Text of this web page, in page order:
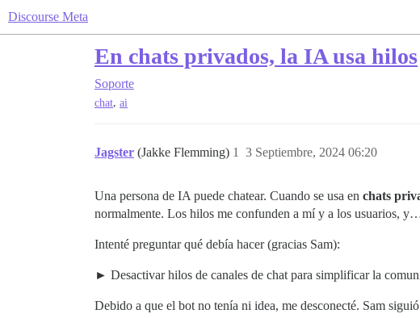
Discourse Meta
En chats privados, la IA usa hilos
Soporte
chat, ai
Jagster (Jakke Flemming) 3 Septiembre, 2024 06:20
1
Una persona de IA puede chatear. Cuando se usa en chats
normalmente. Los hilos me confunden a mí y a los usuarios,
Intenté preguntar qué debía hacer (gracias Sam):
Desactivar hilos de canales de chat para simplificar la
Debido a que el bot no tenía ni idea, me desconecté. Sam